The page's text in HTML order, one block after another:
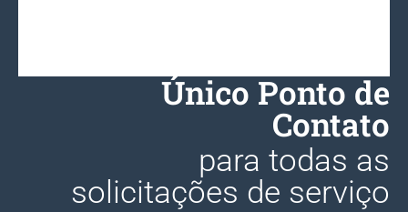
Único Ponto de
Contato
para todas as
solicitações de serviço